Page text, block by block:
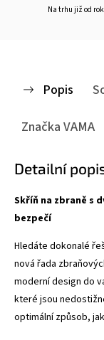
Na trhu již od
Popis
ZnačkaVAMA
Detailní
Skříň na zbraně s
bezpečí
Hledáte dokonalé
nová řada
moderní design do
které jsou
optimální způsob,